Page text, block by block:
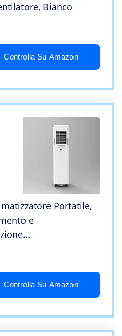
Bianco
Controlla Su Amazon
Portatile,
e
33 x 28 x 68,5h
Controlla Su Amazon